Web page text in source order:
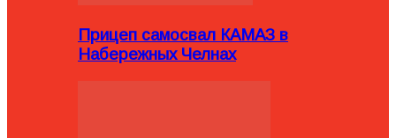
Прицеп самосвал КАМАЗ в
Набережных Челнах